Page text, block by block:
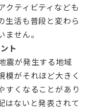
クティビティなども
生活も普段と変わら
せん。
ト
震が発生する地域
模がそれほど大きく
すくなることがあり
はないと発表されて